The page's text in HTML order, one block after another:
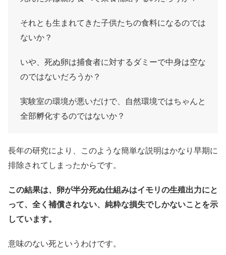
それとも生まれてきた子供たちの食料になるのでは
ないか？
いや、死ぬ卵は捕食者に対するダミーで中身は空な
のではないだろうか？
実験室の環境が悪いだけで、自然環境ではちゃんと
全部孵化するのではないか？
長年の研究により、このような簡単な説明はかなり早期に
排除されてしまったからです。
この結果は、卵が半分死ぬ仕組みはイモリの生殖出力にと
って、全く補償されない、純粋な損失でしかないことを示
しています。
意味のない死というわけです。